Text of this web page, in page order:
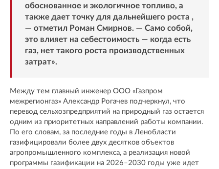
обоснованное и экологичное топливо, а
также дает точку для дальнейшего роста ,
— отметил Роман Смирнов. — Само собой,
это влияет на себестоимость — когда есть
газ, нет такого роста производственных
затрат».
Между тем главный инженер ООО «Газпром
межрегионгаз» Александр Рогачев подчеркнул, что
перевод сельхозпредприятий на природный газ остается
одним из приоритетных направлений работы компании.
По его словам, за последние годы в Ленобласти
газифицировали более двух десятков объектов
агропромышленного комплекса, а реализация новой
программы газификации на 2026–2030 годы уже идет